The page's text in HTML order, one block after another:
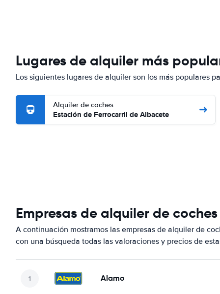
Lugares de alquiler más
Los siguientes lugares de alquiler son los más populares
Alquiler de coches
Estación de Ferrocarril de Albacete
Empresas de alquiler de
A continuación mostramos las empresas de alquiler de
con una búsqueda todas las valoraciones y precios de
Alamo